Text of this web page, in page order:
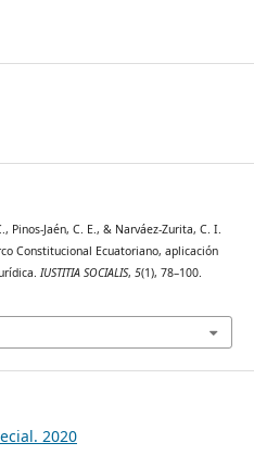
Pinos-Jaén, C. E., & Narváez-Zurita, C. I.
Constitucional Ecuatoriano, aplicación
IUSTITIA SOCIALIS, 5(1), 78–100.
2020